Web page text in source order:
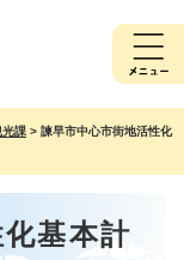
光課 > 諫早市中心市街地活性化
基本計